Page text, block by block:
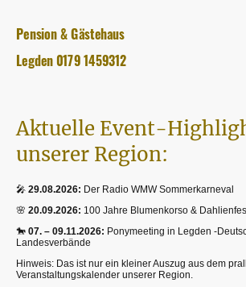
Pension & Gästehaus
Legden 0179 1459312
Aktuelle Event-
unserer Region:
🎤 29.08.2026: Der Radio WMW Sommerkarneval
🌸 20.09.2026: 100 Jahre Blumenkorso &
🐎 07. – 09.11.2026: Ponymeeting in Legden -
Landesverbände
Hinweis: Das ist nur ein kleiner Auszug aus dem
Veranstaltungskalender unserer Region.